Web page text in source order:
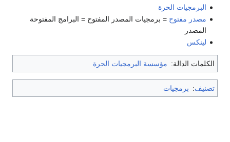
البرمجيات الحرة
مصدر مفتوح = برمجيات المصدر المفتوح = البرامج المفتوحة
المصدر
لينكس
الكلمات الدالة: مؤسسة البرمجيات الحرة
تصنيف: برمجيات